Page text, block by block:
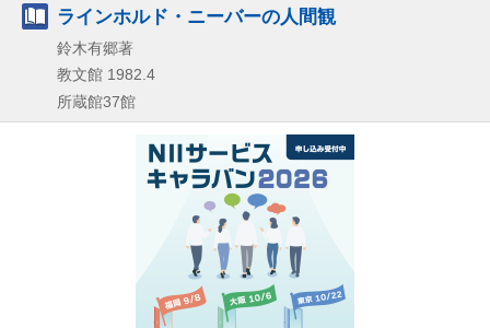
ラインホルド・ニーバーの人間観
鈴木有郷著
教文館 1982.4
所蔵館37館